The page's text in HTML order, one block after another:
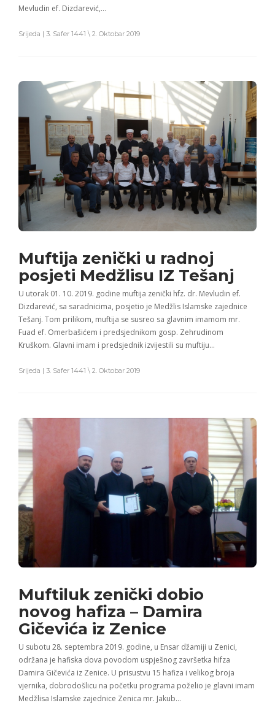
Mevludin ef. Dizdarević,…
Srijeda | 3. Safer 1441 \ 2. Oktobar 2019
Muftija zenički u radnoj
posjeti Medžlisu IZ Tešanj
U utorak 01. 10. 2019. godine muftija zenički hfz. dr. Mevludin ef.
Dizdarević, sa saradnicima, posjetio je Medžlis Islamske zajednice
Tešanj. Tom prilikom, muftija se susreo sa glavnim imamom mr.
Fuad ef. Omerbašićem i predsjednikom gosp. Zehrudinom
Kruškom. Glavni imam i predsjednik izvijestili su muftiju…
Srijeda | 3. Safer 1441 \ 2. Oktobar 2019
Muftiluk zenički dobio
novog hafiza – Damira
Gičevića iz Zenice
U subotu 28. septembra 2019. godine, u Ensar džamiji u Zenici,
održana je hafiska dova povodom uspješnog završetka hifza
Damira Gičevića iz Zenice. U prisustvu 15 hafiza i velikog broja
vjernika, dobrodošlicu na početku programa poželio je glavni imam
Medžlisa Islamske zajednice Zenica mr. Jakub…